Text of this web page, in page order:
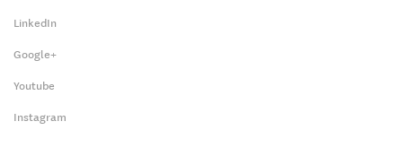
LinkedIn
Google+
Youtube
Instagram